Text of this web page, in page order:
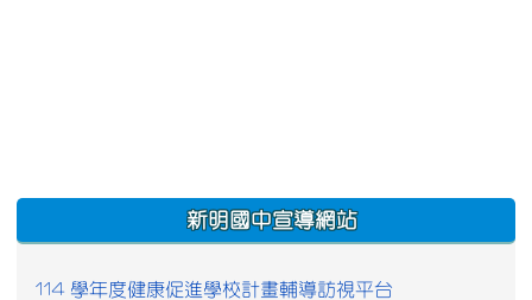
:::
新明國中宣導網站
114 學年度健康促進學校計畫輔導訪視平台